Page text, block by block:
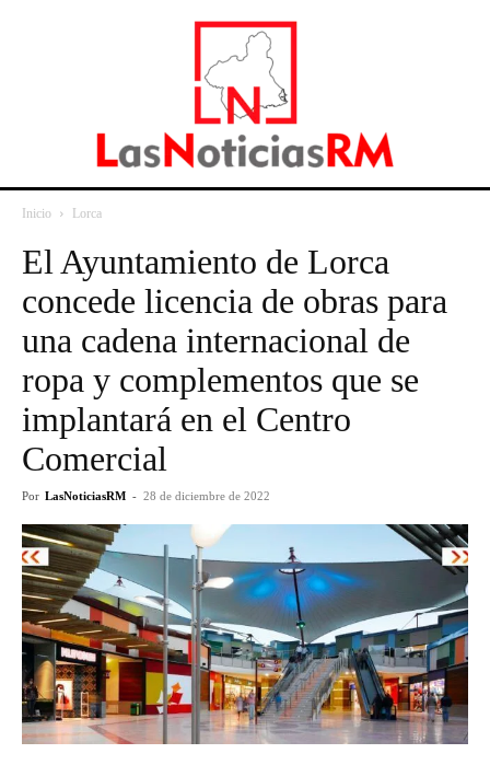
Inicio Lorca
El Ayuntamiento de Lorca
concede licencia de obras para
una cadena internacional de
ropa y complementos que se
implantará en el Centro
Comercial
Por LasNoticiasRM - 28 de diciembre de 2022